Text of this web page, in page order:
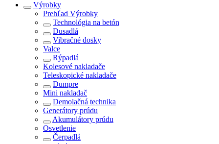
Výrobky
Prehľad Výrobky
Technológia na betón
Dusadlá
Vibračné dosky
Valce
Rýpadlá
Kolesové nakladače
Teleskopické nakladače
Dumpre
Mini nakladač
Demolačná technika
Generátory prúdu
Akumulátory prúdu
Osvetlenie
Čerpadlá